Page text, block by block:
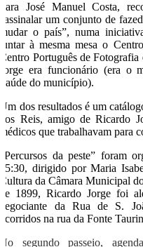
Para José Manuel Costa,
“assinalar um conjunto de
mudar o país”, numa
juntar à mesma mesa o
Centro Português de
Jorge era funcionário (era o
Saúde do município).
Um dos resultados é um
dos Reis, amigo de Ricardo
médicos que trabalhavam para
“Percursos da peste” foram
15:30, dirigido por Maria
Cultura da Câmara Municipal
de 1899, Ricardo Jorge foi
negociante da Rua de S.
ocorridos na rua da Fonte
No segundo passeio,